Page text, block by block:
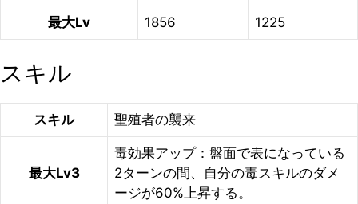
最大Lv 1856 1225
スキル
スキル 聖殖者の襲来
最大Lv3
毒効果アップ：盤面で表になっている
2ターンの間、自分の毒スキルのダメ
ージが60%上昇する。